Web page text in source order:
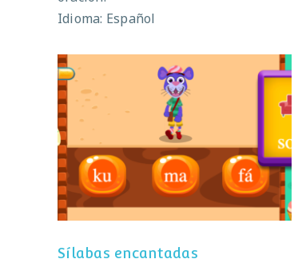
Idioma: Español
Sílabas encantadas
Sílabas encantadas